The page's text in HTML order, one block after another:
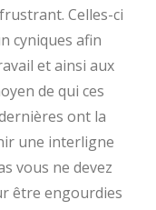
Celles-ci
cyniques afin
et ainsi aux
de qui ces
ont la
une interligne
vous ne devez
être engourdies